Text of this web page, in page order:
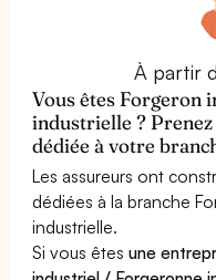
À partir
Vous êtes Forgeron
industrielle ?
dédiée à votre
Les assureurs ont
dédiées à la branche
industrielle.
Si vous êtesune